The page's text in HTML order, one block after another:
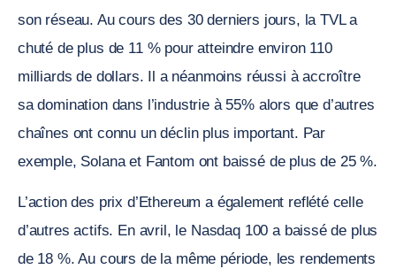
son réseau. Au cours des 30 derniers jours, la TVL a
chuté de plus de 11 % pour atteindre environ 110
milliards de dollars. Il a néanmoins réussi à accroître
sa domination dans l’industrie à 55% alors que d’autres
chaînes ont connu un déclin plus important. Par
exemple, Solana et Fantom ont baissé de plus de 25 %.
L’action des prix d’Ethereum a également reflété celle
d’autres actifs. En avril, le Nasdaq 100 a baissé de plus
de 18 %. Au cours de la même période, les rendements